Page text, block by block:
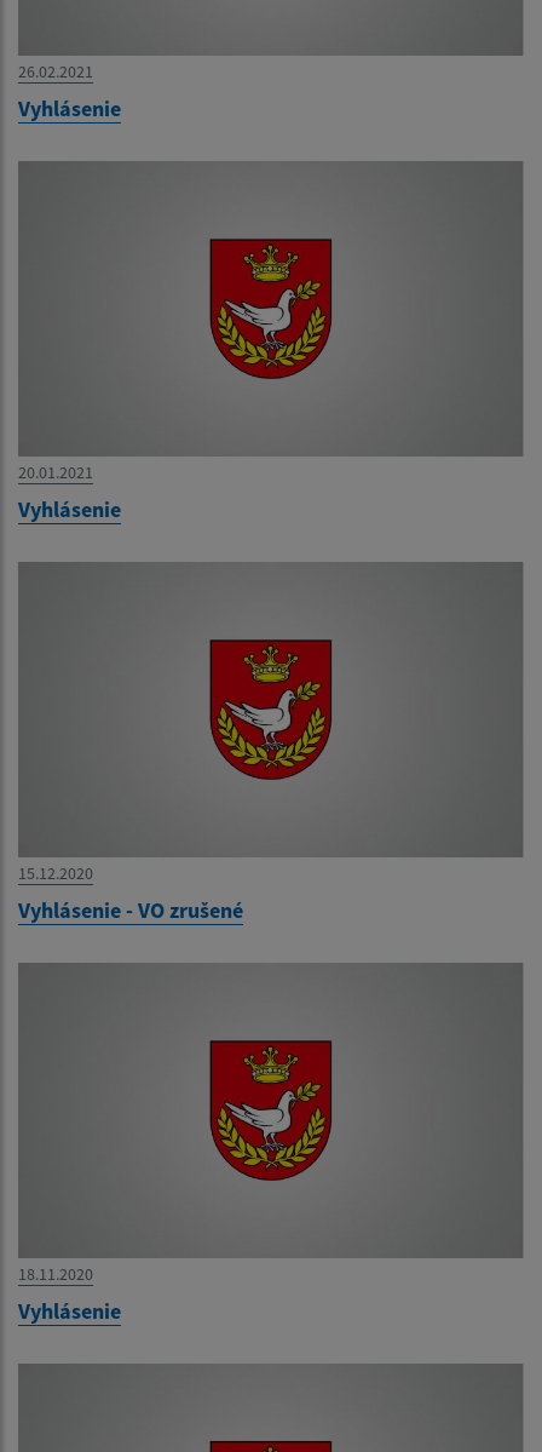
26.02.2021
Vyhlásenie
20.01.2021
Vyhlásenie
15.12.2020
Vyhlásenie - VO zrušené
18.11.2020
Vyhlásenie